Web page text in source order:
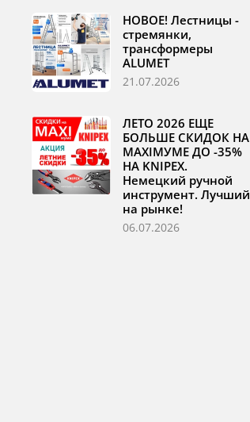
НОВОЕ! Лестницы -
стремянки,
трансформеры
ALUMET
21.07.2026
ЛЕТО 2026 ЕЩЕ
БОЛЬШЕ СКИДОК НА
MAXIМУМЕ ДО -35%
НА KNIPEX.
Немецкий ручной
инструмент. Лучший
на рынке!
06.07.2026